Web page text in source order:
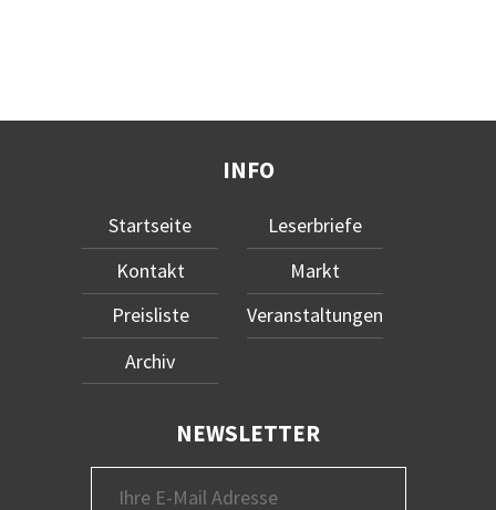
INFO
Startseite
Kontakt
Preisliste
Archiv
Leserbriefe
Markt
Veranstaltungen
NEWSLETTER